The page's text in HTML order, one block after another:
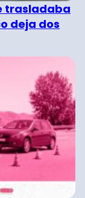
trasladaba
deja dos